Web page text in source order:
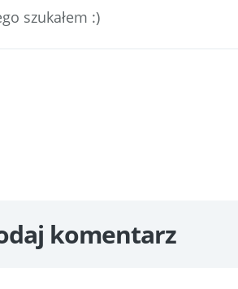
szukałem :)
komentarz